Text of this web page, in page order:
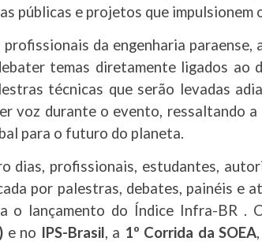
públicas e projetos que
profissionais da engenharia
temas diretamente ligados
técnicas que serão levadas
voz durante o evento, ressaltando
para o futuro do planeta.
dias, profissionais, estudantes,
por palestras, debates, painéis e
o lançamento do Índice Infra-BR .
e no IPS-Brasil, a 1º Corrida da SOEA